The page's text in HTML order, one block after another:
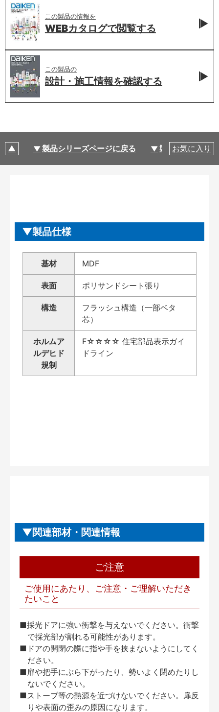
この製品の情報を
WEBカタログで閲覧する
この製品の
設計・施工情報を確認する
製品シリーズページに戻る 製品仕様
お気に入り
製品仕様
基材 MDF
表面 ポリサンドシート張り
構造
フラッシュ構造（一部ベタ
芯）
ホルムア
ルデヒド
規制
F☆☆☆☆ 住宅部品表示ガイ
ドライン
関連部材・関連情報
ご注意
ご使用にあたり、ご注意・ご理解いただき
たいこと
■採光ドアに強い衝撃を与えないでください。衝撃
で採光部が割れる可能性があります。
■ドアの開閉の際に指や手を挟まないようにしてく
ださい。
■扉や把手にぶら下がったり、勢いよく閉めたりし
ないでください。
■ストーブ等の熱源を近づけないでください。扉反
りや表面の歪みの原因になります。